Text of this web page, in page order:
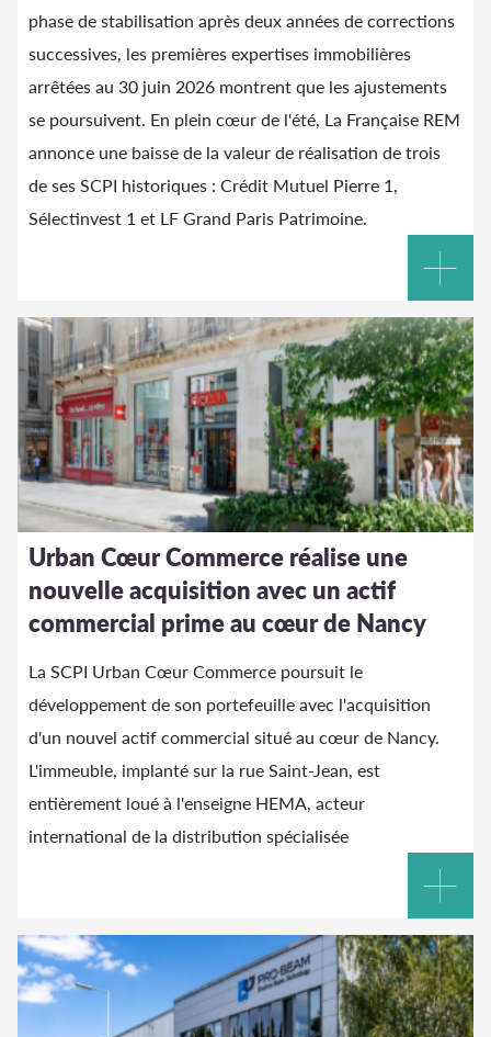
phase de stabilisation après deux années de corrections
successives, les premières expertises immobilières
arrêtées au 30 juin 2026 montrent que les ajustements
se poursuivent. En plein cœur de l'été, La Française REM
annonce une baisse de la valeur de réalisation de trois
de ses SCPI historiques : Crédit Mutuel Pierre 1,
Sélectinvest 1 et LF Grand Paris Patrimoine.
Urban Cœur Commerce réalise une
nouvelle acquisition avec un actif
commercial prime au cœur de Nancy
La SCPI Urban Cœur Commerce poursuit le
développement de son portefeuille avec l'acquisition
d'un nouvel actif commercial situé au cœur de Nancy.
L'immeuble, implanté sur la rue Saint-Jean, est
entièrement loué à l'enseigne HEMA, acteur
international de la distribution spécialisée